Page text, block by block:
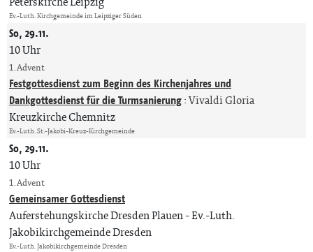
Ev.-Luth. Kirchgemeinde im Leipziger Süden
So, 29.11.
10 Uhr
1. Advent
Festgottesdienst zum Beginn des Kirchenjahres und
Dankgottesdienst für die Turmsanierung:Vivaldi Gloria
Kreuzkirche Chemnitz
Ev.-Luth. St.-Jakobi-Kreuz-Kirchgemeinde
So, 29.11.
10 Uhr
1. Advent
Gemeinsamer Gottesdienst
Auferstehungskirche Dresden Plauen Ev.-Luth.
Jakobikirchgemeinde Dresden
Ev.-Luth. Jakobikirchgemeinde Dresden